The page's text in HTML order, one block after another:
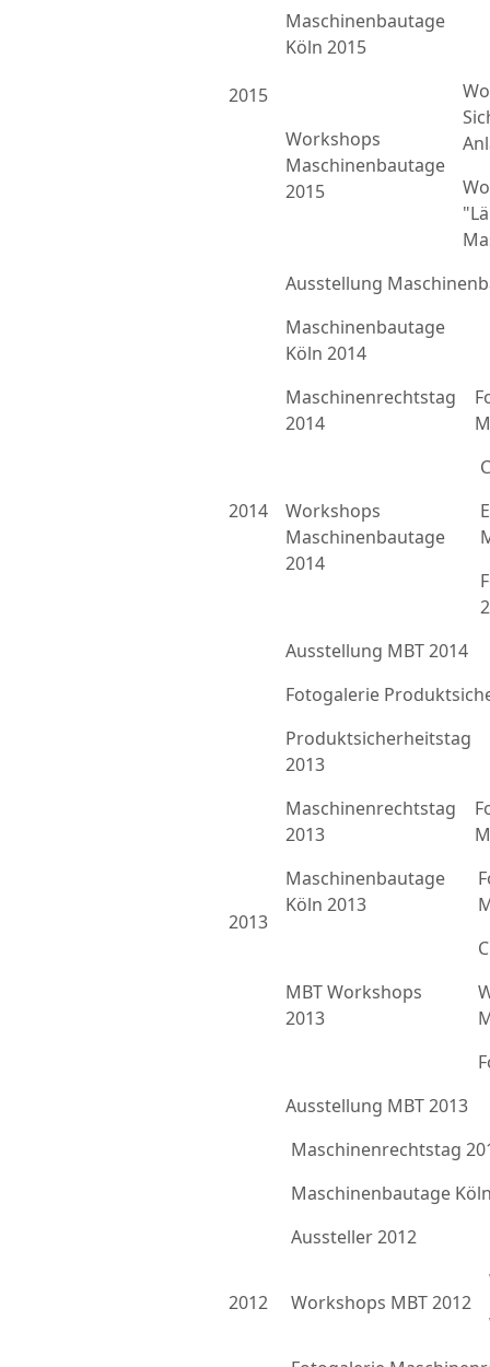
2015
Maschinenbautage
Köln 2015
Workshops
Maschinenbautage
2015
Ausstellung
2014
Maschinenbautage
Köln 2014
Maschinenrechtstag
2014
Workshops
Maschinenbautage
2014
Ausstellung MBT 2014
Fotogalerie
2013
Produktsicherheitstag
2013
Maschinenrechtstag
2013
Maschinenbautage
Köln 2013
MBT Workshops
2013
Ausstellung MBT 2013
2012
Maschinenrechtstag
Maschinenbautage
Aussteller 2012
Workshops MBT 2012